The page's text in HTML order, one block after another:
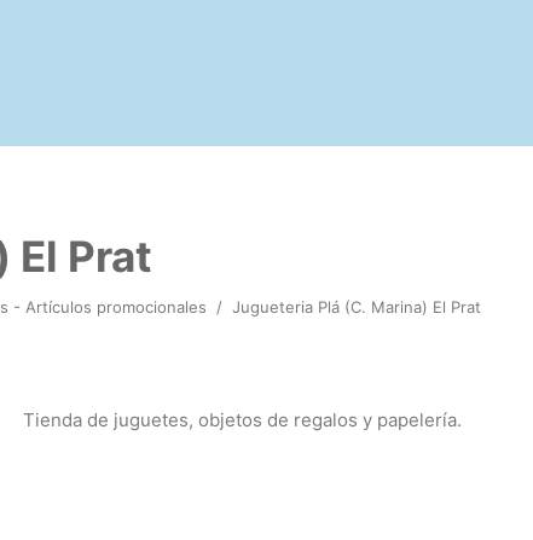
El Prat
- Artículos promocionales / Jugueteria Plá (C. Marina) El Prat
Tienda de juguetes, objetos de regalos y papelería.